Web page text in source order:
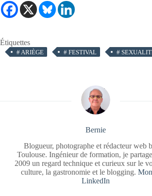
Étiquettes
#ARIÈGE # FESTIVAL #
Bernie
Blogueur, photographe et rédacteur web
Toulouse. Ingénieur de formation, je
2009 un regard technique et curieux sur le
culture, la gastronomie et le blogging.
LinkedIn